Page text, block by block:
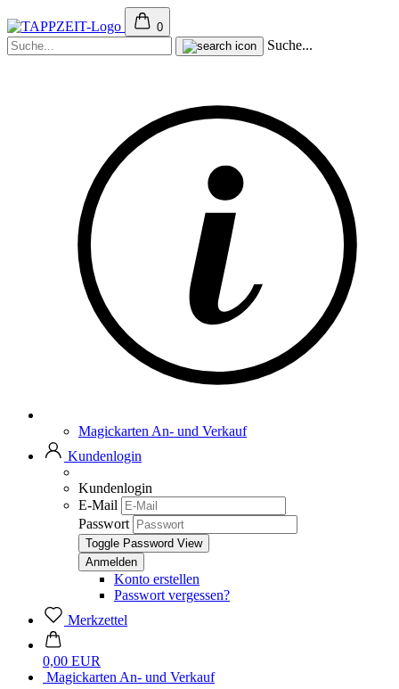
0
Suche...
Magickarten An- und Verkauf
Kundenlogin
Kundenlogin
E-Mail
Passwort
Toggle Password View
Konto erstellen
Passwort vergessen?
Merkzettel
0,00 EUR
Magickarten An- und Verkauf